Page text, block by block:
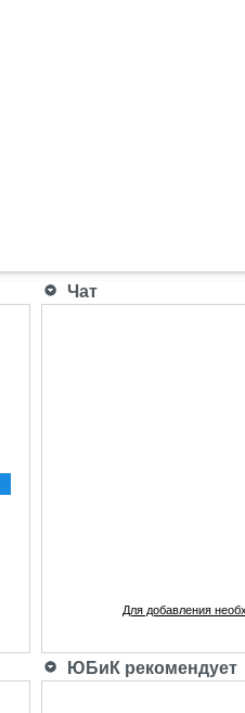
Чат
Для добавления
ЮБиК рекомендует